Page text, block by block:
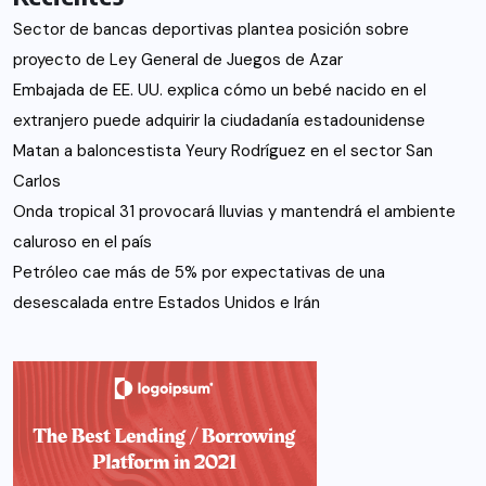
Sector de bancas deportivas plantea posición sobre
proyecto de Ley General de Juegos de Azar
Embajada de EE. UU. explica cómo un bebé nacido en el
extranjero puede adquirir la ciudadanía estadounidense
Matan a baloncestista Yeury Rodríguez en el sector San
Carlos
Onda tropical 31 provocará lluvias y mantendrá el ambiente
caluroso en el país
Petróleo cae más de 5% por expectativas de una
desescalada entre Estados Unidos e Irán